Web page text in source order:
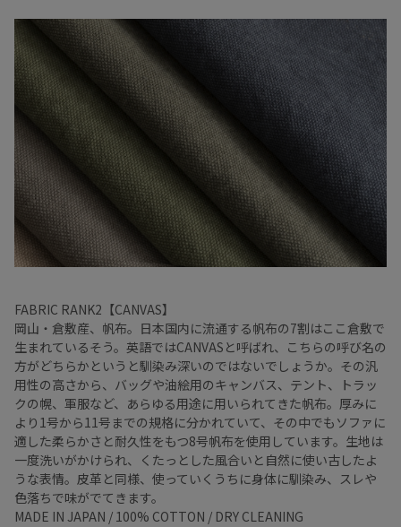
FABRIC RANK2【CANVAS】
岡山・倉敷産、帆布。日本国内に流通する帆布の7割はここ倉敷で
生まれているそう。英語ではCANVASと呼ばれ、こちらの呼び名の
方がどちらかというと馴染み深いのではないでしょうか。その汎
用性の高さから、バッグや油絵用のキャンバス、テント、トラッ
クの幌、軍服など、あらゆる用途に用いられてきた帆布。厚みに
より1号から11号までの規格に分かれていて、その中でもソファに
適した柔らかさと耐久性をもつ8号帆布を使用しています。生地は
一度洗いがかけられ、くたっとした風合いと自然に使い古したよ
うな表情。皮革と同様、使っていくうちに身体に馴染み、スレや
色落ちで味がでてきます。
MADE IN JAPAN / 100% COTTON / DRY CLEANING